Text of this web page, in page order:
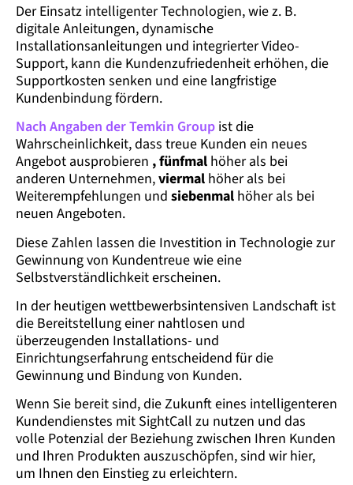
Der Einsatz intelligenter Technologien, wie z. B.
digitale Anleitungen, dynamische
Installationsanleitungen und integrierter Video-
Support, kann die Kundenzufriedenheit erhöhen, die
Supportkosten senken und eine langfristige
Kundenbindung fördern.
Nach Angaben der Temkin Group ist die
Wahrscheinlichkeit, dass treue Kunden ein neues
Angebot ausprobieren , fünfmal höher als bei
anderen Unternehmen,viermal höher als bei
Weiterempfehlungen und siebenmal höher als bei
neuen Angeboten.
Diese Zahlen lassen die Investition in Technologie zur
Gewinnung von Kundentreue wie eine
Selbstverständlichkeit erscheinen.
In der heutigen wettbewerbsintensiven Landschaft ist
die Bereitstellung einer nahtlosen und
überzeugenden Installations- und
Einrichtungserfahrung entscheidend für die
Gewinnung und Bindung von Kunden.
Wenn Sie bereit sind, die Zukunft eines intelligenteren
Kundendienstes mit SightCall zu nutzen und das
volle Potenzial der Beziehung zwischen Ihren Kunden
und Ihren Produkten auszuschöpfen, sind wir hier,
um Ihnen den Einstieg zu erleichtern.